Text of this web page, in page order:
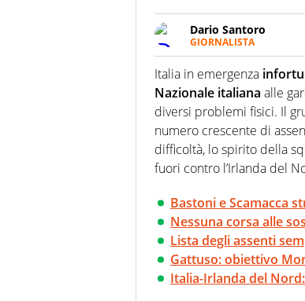
Dario Santoro
GIORNALISTA
Scrive, commenta,
modo di
Italia in emergenza
Nazionale italiana alle
diversi problemi fisici. Il
numero crescente di
difficoltà, lo spirito della
fuori contro l’Irlanda del
Bastoni e Scamacca
Nessuna corsa alle
Lista degli assenti
Gattuso: obiettivo
Italia-Irlanda del